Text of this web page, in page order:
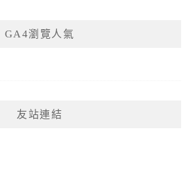
GA4瀏覽人氣
友站連結